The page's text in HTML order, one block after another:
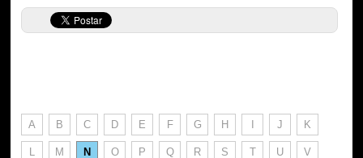
A B C D E F G H I J K
L M N O P Q R S T U V